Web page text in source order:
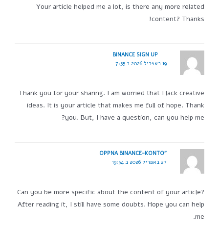
Your article helped me a lot, is there any more related
content? Thanks!
BINANCE SIGN UP
19 באפריל 2026 ב 7:55
Thank you for your sharing. I am worried that I lack creative
ideas. It is your article that makes me full of hope. Thank
you. But, I have a question, can you help me?
"OPPNA BINANCE-KONTO
27 באפריל 2026 ב 19:34
Can you be more specific about the content of your article?
After reading it, I still have some doubts. Hope you can help
me.